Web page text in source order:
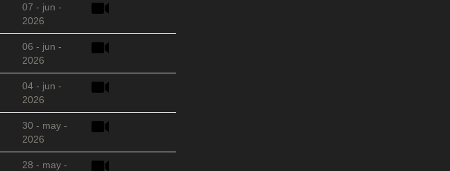
07 - jun -
2026
06 - jun -
2026
04 - jun -
2026
30 - may -
2026
28 - may -